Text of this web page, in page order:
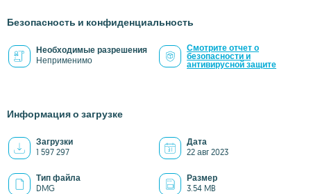
Безопасность и конфиденциальность
Необходимые разрешения
Неприменимо
Смотрите отчет о
безопасности и
антивирусной защите
Информация о загрузке
Загрузки
1 597 297
Дата
22 авг 2023
Тип файла
DMG
Размер
3.54 MB